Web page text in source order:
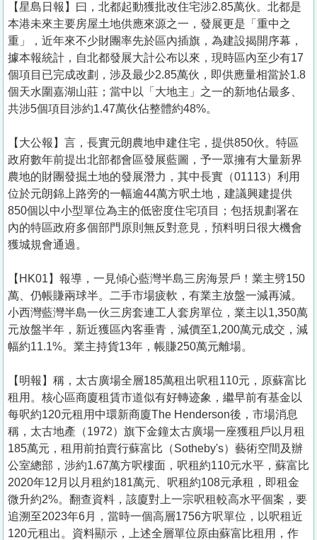
們
【星島日報】曰，北都起動獲批改住宅涉2.85萬伙。北都是
本港未來主要房屋土地供應來源之一，發展更是「重中之
重」，近年來不少財團率先於區內插旗，為建設揭開序幕，
據本報統計，自北都發展大計公布以來，現時區內至少有17
個項目已完成改劃，涉及最少2.85萬伙，即供應量相當於1.8
個天水圍嘉湖山莊；當中以「大地主」之一的新地佔最多、
共涉5個項目涉約1.47萬伙佔整體約48%。
【大公報】言，長實元朗農地申建住宅，提供850伙。特區
政府數年前提出北部都會區發展藍圖，予一眾擁有大量新界
農地的財團發掘土地的發展潛力，其中長實（01113）利用
位於元朗錦上路旁的一幅逾44萬方呎土地，建議興建提供
850個以中小型單位為主的低密度住宅項目；包括規劃署在
內的特區政府多個部門原則無反對意見，預料明日很大機會
獲城規會通過。
【HK01】報導，一見傾心藍灣半島三房海景戶！業主劈150
萬、仍帳賺兩球半。二手市場疲軟，有業主放盤一減再減。
小西灣藍灣半島一伙三房套連工人套房單位，業主以1,350萬
元放盤半年，新近獲區內客垂青，減價至1,200萬元成交，減
幅約11.1%。業主持貨13年，帳賺250萬元離場。
【明報】稱，太古廣場全層185萬租出呎租110元，原蘇富比
租用。核心區商廈租賃市道似有好轉迹象，繼早前有基金以
每呎約120元租用中環新商廈The Henderson後，市場消息
稱，太古地產（1972）旗下金鐘太古廣場一座獲租戶以月租
185萬元，租用前拍賣行蘇富比（Sotheby's）藝術空間及辦
公室總部，涉約1.67萬方呎樓面，呎租約110元水平，蘇富比
2020年12月以月租約181萬元、呎租約108元承租，即租金
微升約2%。翻查資料，該廈對上一宗呎租較高水平個案，要
追溯至2023年6月，當時一個高層1756方呎單位，以呎租近
120元租出。資料顯示，上述全層單位原由蘇富比租用，作